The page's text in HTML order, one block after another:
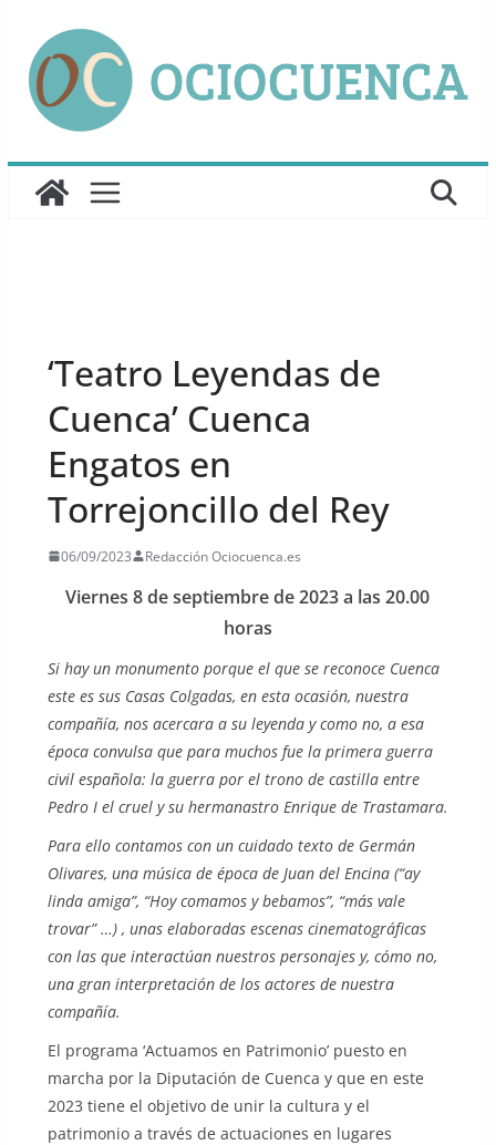
contenido
‘Teatro Leyendas de
Cuenca’ Cuenca
Engatos en
Torrejoncillo del Rey
06/09/2023 Redacción Ociocuenca.es
Viernes 8 de septiembre de 2023 a las 20.00
horas
Si hay un monumento porque el que se reconoce Cuenca
este es sus Casas Colgadas, en esta ocasión, nuestra
compañía, nos acercara a su leyenda y como no, a esa
época convulsa que para muchos fue la primera guerra
civil española: la guerra por el trono de castilla entre
Pedro I el cruel y su hermanastro Enrique de Trastamara.
Para ello contamos con un cuidado texto de Germán
Olivares, una música de época de Juan del Encina (“ay
linda amiga”, “Hoy comamos y bebamos”, “más vale
trovar” …) , unas elaboradas escenas cinematográficas
con las que interactúan nuestros personajes y, cómo no,
una gran interpretación de los actores de nuestra
compañía.
El programa ‘Actuamos en Patrimonio’ puesto en
marcha por la Diputación de Cuenca y que en este
2023 tiene el objetivo de unir la cultura y el
patrimonio a través de actuaciones en lugares